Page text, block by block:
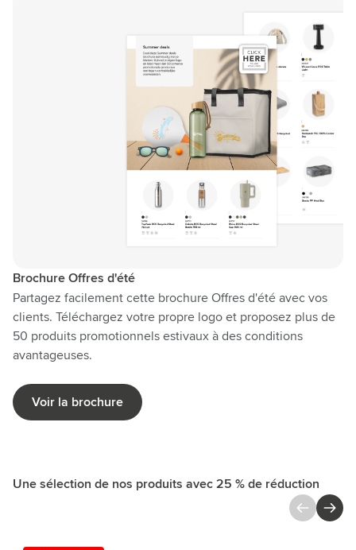
Brochure Offres d'été
Partagez facilement cette brochure Offres d'été avec vos
clients. Téléchargez votre propre logo et proposez plus de
50 produits promotionnels estivaux à des conditions
avantageuses.
Voir la brochure
Une sélection de nos produits avec 25 % de réduction